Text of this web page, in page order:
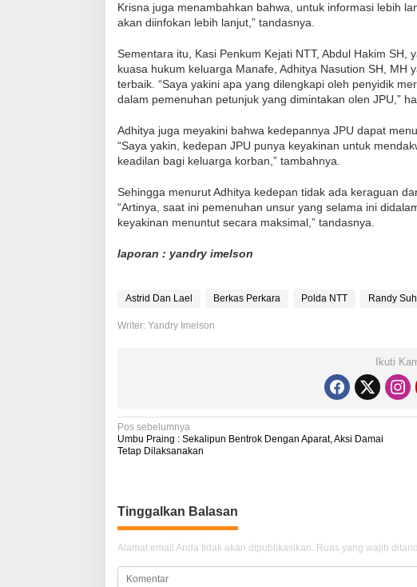
Krisna juga menambahkan bahwa, untuk informasi lebih
akan diinfokan lebih lanjut,” tandasnya.
Sementara itu, Kasi Penkum Kejati NTT, Abdul Hakim SH,
kuasa hukum keluarga Manafe, Adhitya Nasution SH, MH
terbaik. “Saya yakini apa yang dilengkapi oleh penyidik
dalam pemenuhan petunjuk yang dimintakan olen JPU,”
Adhitya juga meyakini bahwa kedepannya JPU dapat
“Saya yakin, kedepan JPU punya keyakinan untuk
keadilan bagi keluarga korban,” tambahnya.
Sehingga menurut Adhitya kedepan tidak ada keraguan
“Artinya, saat ini pemenuhan unsur yang selama ini
keyakinan menuntut secara maksimal,” tandasnya.
laporan : yandry imelson
Astrid Dan Lael Berkas Perkara Polda NTT Randy
Writer: Yandry Imelson
Ikuti
N
a
i
g
a
s
Pos sebelumnya
Umbu Praing : Sekalipun Bentrok Dengan Aparat, Aksi Damai
Tetap Dilaksanakan
Tinggalkan Balasan
Alamat email Anda tidak akan dipublikasikan. Ruas yang wajib